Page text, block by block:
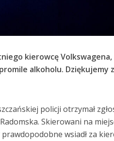
kierowcę
alkoholu. Dziękujemy
policji otrzymał
Skierowani na
wsiadł za